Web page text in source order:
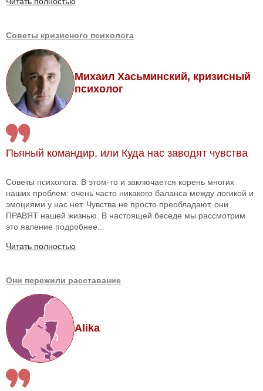
Советы кризисного психолога
Михаил Хасьминский, кризисный
психолог
Пьяный командир, или Куда нас заводят чувства
Советы психолога: В этом-то и заключается корень многих
наших проблем: очень часто никакого баланса между логикой и
эмоциями у нас нет. Чувства не просто преобладают, они
ПРАВЯТ нашей жизнью. В настоящей беседе мы рассмотрим
это явление подробнее...
Читать полностью
Они пережили расставание
Alika